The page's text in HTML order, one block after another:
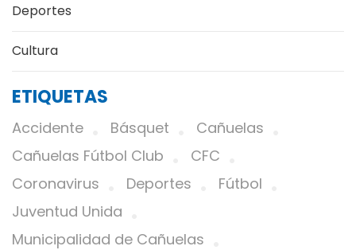
Deportes
Cultura
ETIQUETAS
Accidente Básquet
Cañuelas
Cañuelas Fútbol Club
CFC
Coronavirus
Deportes
Fútbol
Juventud Unida
Municipalidad de Cañuelas